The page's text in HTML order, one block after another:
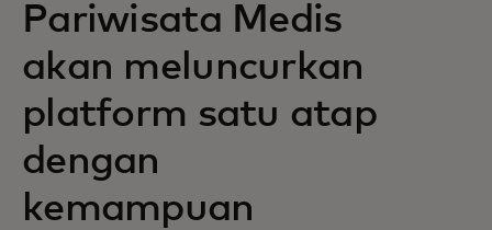
Pariwisata Medis
akan meluncurkan
platform satu atap
dengan
kemampuan